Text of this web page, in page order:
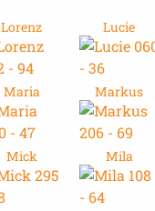
Lorenz Lucie
Maria Markus
Mick Mila